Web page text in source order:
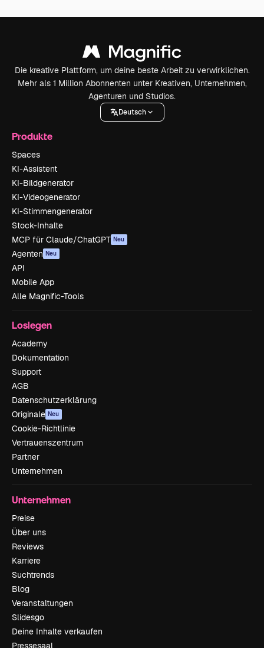
Die kreative Plattform, um deine beste Arbeit zu verwirklichen.
Mehr als 1 Million Abonnenten unter Kreativen, Unternehmen,
Agenturen und Studios.
Deutsch
Produkte
Spaces
KI-Assistent
KI-Bildgenerator
KI-Videogenerator
KI-Stimmengenerator
Stock-Inhalte
MCP für Claude/ChatGPT Neu
Agenten Neu
API
Mobile App
Alle Magnific-Tools
Loslegen
Academy
Dokumentation
Support
AGB
Datenschutzerklärung
Originale Neu
Cookie-Richtlinie
Vertrauenszentrum
Partner
Unternehmen
Unternehmen
Preise
Über uns
Reviews
Karriere
Suchtrends
Blog
Veranstaltungen
Slidesgo
Deine Inhalte verkaufen
Pressesaal